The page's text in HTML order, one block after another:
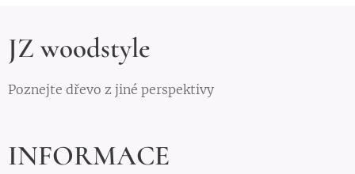
JZ woodstyle
Poznejte dřevo z jiné perspektivy
INFORMACE